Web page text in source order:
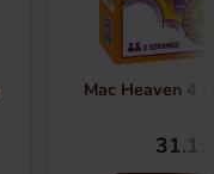
Mac Heaven 4